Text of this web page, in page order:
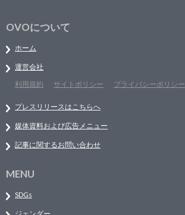
OVOについて
ホーム
運営会社
利用規約
サイトポリシー プライバシーポリシー
プレスリリースはこちらへ
媒体資料および広告メニュー
記事に関するお問い合わせ
MENU
SDGs